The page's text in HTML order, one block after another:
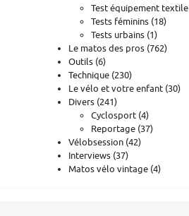
Test équipement textile
Tests féminins (18)
Tests urbains (1)
Le matos des pros (762)
Outils (6)
Technique (230)
Le vélo et votre enfant (30)
Divers (241)
Cyclosport (4)
Reportage (37)
Vélobsession (42)
Interviews (37)
Matos vélo vintage (4)